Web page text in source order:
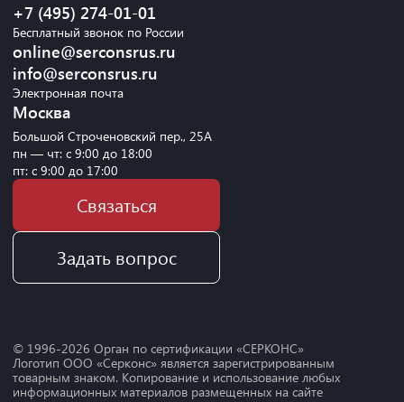
+7 (495) 274-01-01
Бесплатный звонок по России
online@serconsrus.ru
info@serconsrus.ru
Электронная почта
Москва
Большой Строченовский пер., 25А
пн — чт: с 9:00 до 18:00
пт: с 9:00 до 17:00
Связаться
Задать вопрос
© 1996-2026 Орган по сертификации «СЕРКОНС»
Логотип ООО «Серконс» является зарегистрированным
товарным знаком. Копирование и использование любых
информационных материалов размещенных на сайте